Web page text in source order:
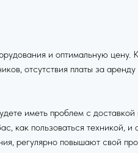
и оптимальную цену.
отсутствия платы за
иметь проблем с
как пользоваться техникой,
регулярно повышают свой